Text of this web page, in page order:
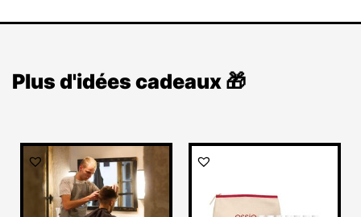
Plus d'idées cadeaux 🎁